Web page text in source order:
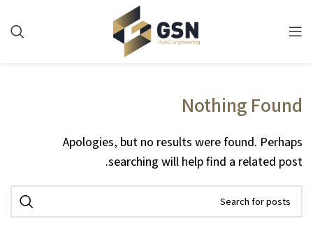
Nothing Found
Apologies, but no results were found. Perhaps
searching will help find a related post.